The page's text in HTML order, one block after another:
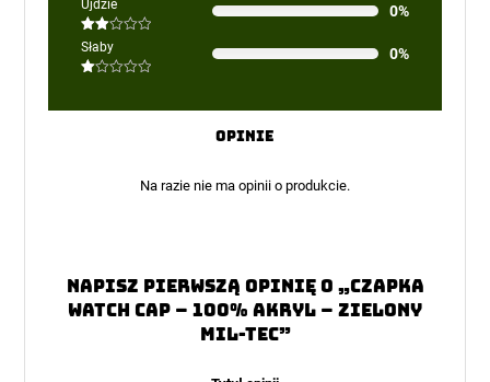
3na 5
Ujdzie
Oceniono
2na
5
0%
Słaby
na
0%
Opinie
Na razie nie ma opinii o produkcie.
Napisz pierwszą opinię o „Czapka
Watch Cap – 100% Akryl – Zielony
Mil-Tec”